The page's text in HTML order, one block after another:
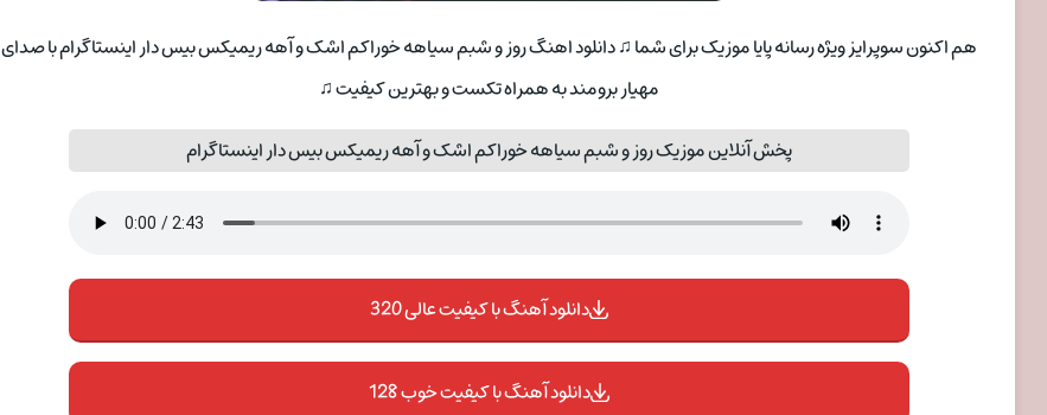
هم اکنون سوپرایز ویژه رسانه پایا موزیک برای شما ♫ دانلود اهنگ روز و شبم سیاهه خوراکم اشک و آهه ریمیکس بیس دار اینستاگرام با صدای
مهیار برومند به همراه تکست و بهترین کیفیت ♫
پخش آنلاین موزیک روز و شبم سیاهه خوراکم اشک و آهه ریمیکس بیس دار اینستاگرام
دانلود آهنگ با کیفیت عالی 320
دانلود آهنگ با کیفیت خوب 128